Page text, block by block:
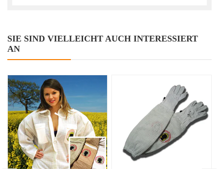
SIE SIND VIELLEICHT AUCH INTERESSIERT
AN